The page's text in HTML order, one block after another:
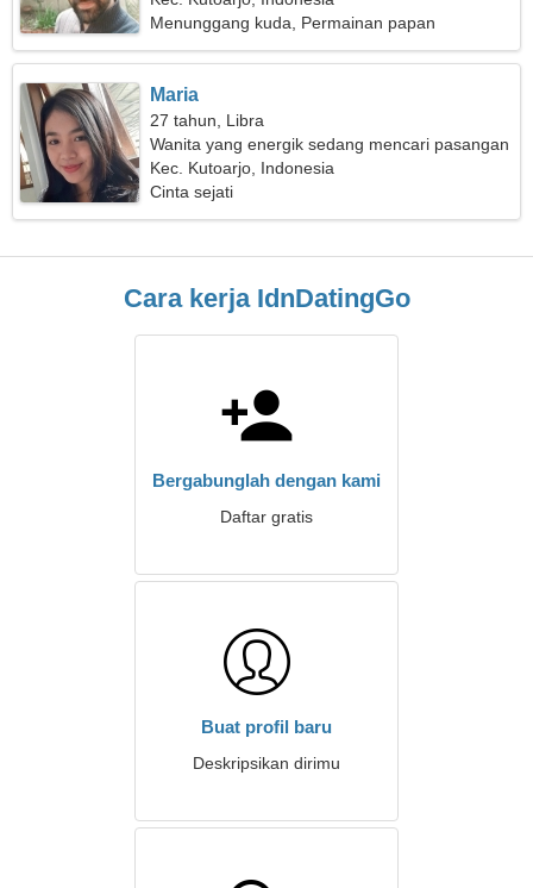
Menunggang kuda, Permainan papan
Maria
27 tahun, Libra
Wanita yang energik sedang mencari pasangan
Kec. Kutoarjo, Indonesia
Cinta sejati
Cara kerja IdnDatingGo
Bergabunglah dengan kami
Daftar gratis
Buat profil baru
Deskripsikan dirimu